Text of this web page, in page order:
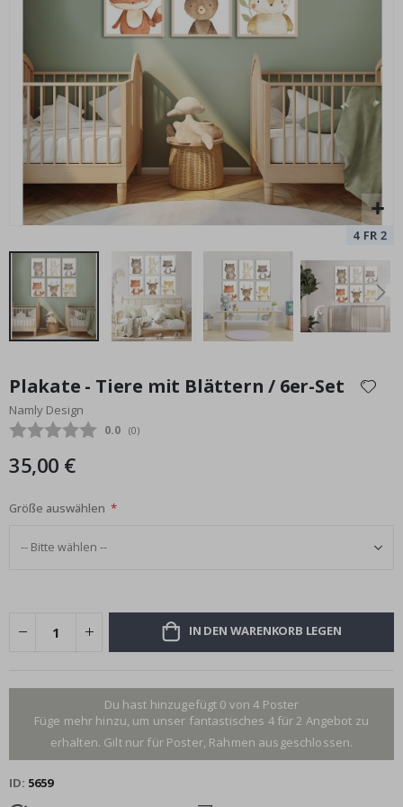
Personalisiertes Poster - Schwarz-Weiß-Herz-Fotocollage
Special
Price
15,00 €
Anfang
der
Bildgalerie
springen
Plakate - Tiere mit Blättern / 6er-Set
Namly Design
Durchschnittliche Bewertung:
0.0 (abgegebene bewertungen:
0)
35,00 €
Größe auswählen
IN DEN WARENKORB LEGEN
Du hast hinzugefügt 0 von 4 Poster
Füge mehr hinzu, um unser fantastisches 4 für 2 Angebot zu
erhalten. Gilt nur für Poster, Rahmen ausgeschlossen.
ID 5659